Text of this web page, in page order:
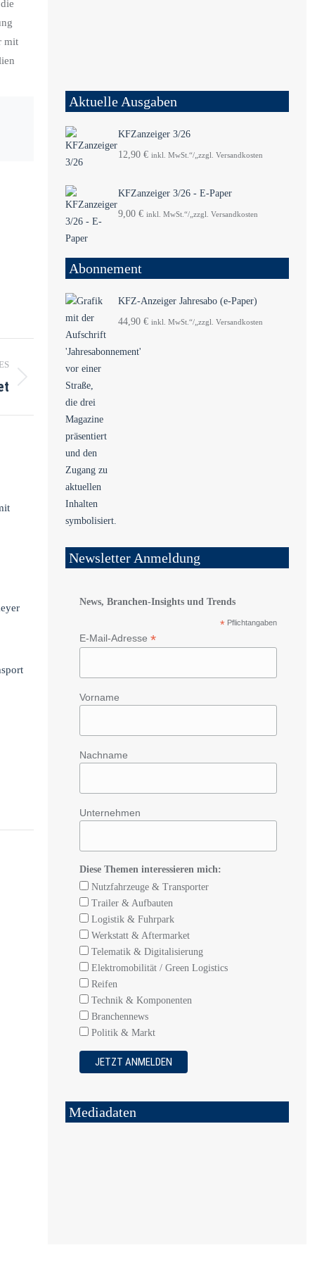
mit
Aktuelle Ausgaben
KFZanzeiger 3/26
12,90 € inkl. MwSt.“/„zzgl. Versandkosten
KFZanzeiger 3/26 - E-Paper
9,00 € inkl. MwSt.“/„zzgl. Versandkosten
Abonnement
KFZ-Anzeiger Jahresabo (e-Paper)
44,90 € inkl. MwSt.“/„zzgl. Versandkosten
Newsletter Anmeldung
News, Branchen-Insights und Trends
* Pflichtangaben
E-Mail-Adresse *
Vorname
Nachname
Unternehmen
Diese Themen interessieren mich:
Nutzfahrzeuge & Transporter
Trailer & Aufbauten
Logistik & Fuhrpark
Werkstatt & Aftermarket
Telematik & Digitalisierung
Elektromobilität / Green Logistics
Reifen
Technik & Komponenten
Branchennews
Politik & Markt
Mediadaten